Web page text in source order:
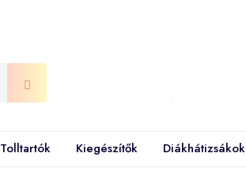
Tolltartók Kiegészítők Diákhátizsákok